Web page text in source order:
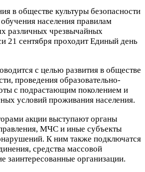
в обществе культуры безопасности
населения правилам
различных чрезвычайных
21 сентября проходит Единый день
с целью развития в обществе
проведения образовательно-
с подрастающим поколением и
условий проживания населения.
акции выступают органы
МЧС и иные субъекты
К ним также подключатся
средства массовой
заинтересованные организации.